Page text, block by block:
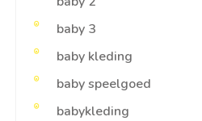
baby 3
baby kleding
baby speelgoed
babykleding